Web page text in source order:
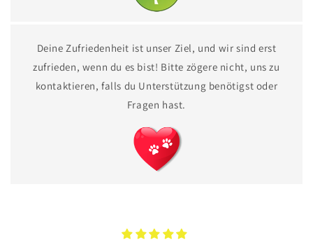
Deine Zufriedenheit ist unser Ziel, und wir sind erst
zufrieden, wenn du es bist! Bitte zögere nicht, uns zu
kontaktieren, falls du Unterstützung benötigst oder
Fragen hast.